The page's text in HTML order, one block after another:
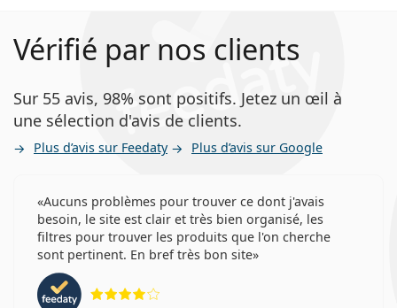
Vérifié par nos clients
Sur 55 avis, 98% sont positifs. Jetez un œil à
une sélection d'avis de clients.
Plus d’avis sur Feedaty Plus d’avis sur Google
Aucuns problèmes pour trouver ce dont j'avais
besoin, le site est clair et très bien organisé, les
filtres pour trouver les produits que l'on cherche
sont pertinent. En bref très bon site